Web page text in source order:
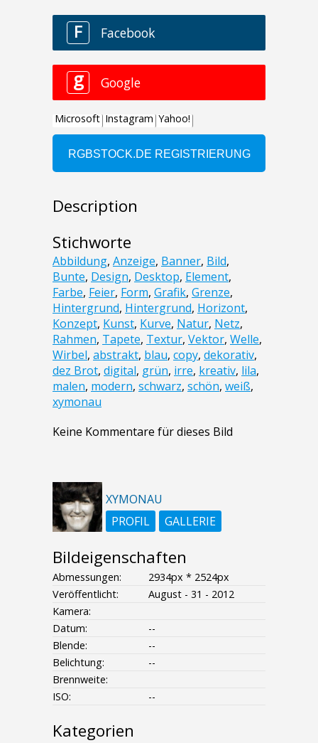
Description
Stichworte
Abbildung, Anzeige, Banner, Bild,
Bunte, Design, Desktop, Element,
Farbe, Feier, Form, Grafik, Grenze,
Hintergrund, Hintergrund, Horizont,
Konzept, Kunst, Kurve, Natur, Netz,
Rahmen, Tapete, Textur, Vektor, Welle,
Wirbel, abstrakt, blau, copy, dekorativ,
dez Brot, digital, grün, irre, kreativ, lila,
malen, modern, schwarz, schön, weiß,
xymonau
Keine Kommentare für dieses Bild
XYMONAU
PROFIL
GALLERIE
Bildeigenschaften
Abmessungen:
2934px * 2524px
Veröffentlicht:
August - 31 - 2012
Kamera:
Datum:
--
Blende:
--
Belichtung:
--
Brennweite:
ISO:
--
Kategorien